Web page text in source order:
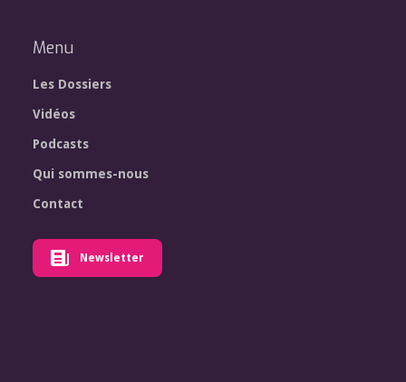
Menu
Les Dossiers
Vidéos
Podcasts
Qui sommes-nous
Contact
Newsletter